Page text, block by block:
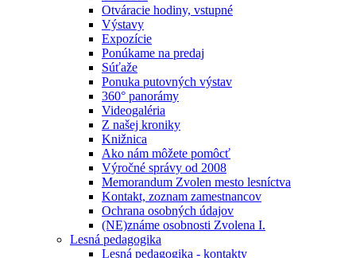
Otváracie hodiny, vstupné
Výstavy
Expozície
Ponúkame na predaj
Súťaže
Ponuka putovných výstav
360° panorámy
Videogaléria
Z našej kroniky
Knižnica
Ako nám môžete pomôcť
Výročné správy od 2008
Memorandum Zvolen mesto lesníctva
Kontakt, zoznam zamestnancov
Ochrana osobných údajov
(NE)známe osobnosti Zvolena I.
Lesná pedagogika
Lesná pedagogika - kontakty